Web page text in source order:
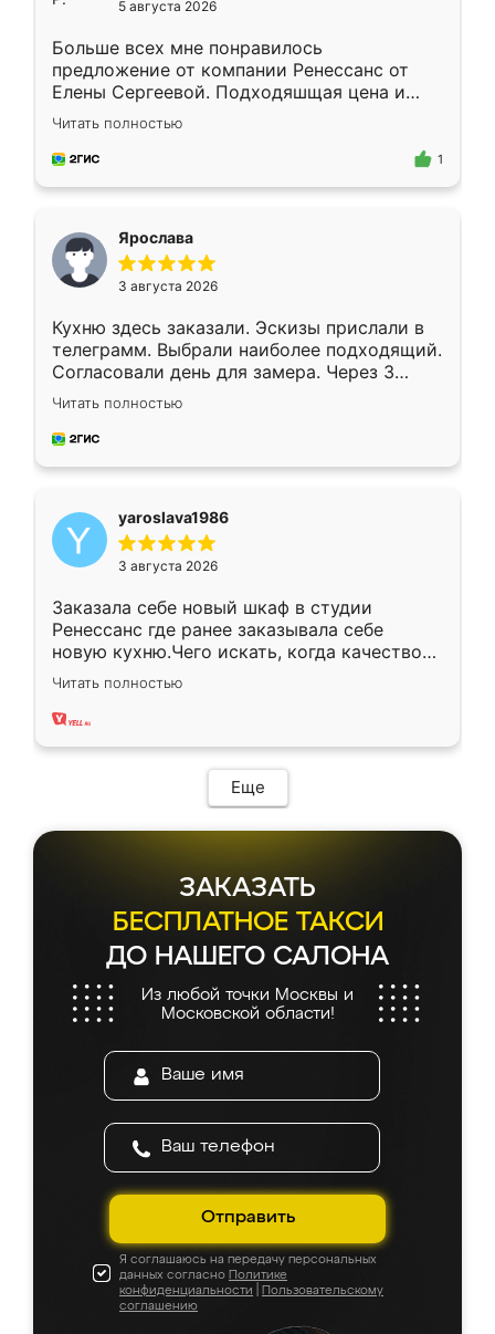
5 августа 2026
Больше всех мне понравилось
предложение от компании Ренессанс от
Елены Сергеевой. Подходяшщая цена и
короткие сроки изготовления. Приехавший
для замера сотрудник Владислав
предложил по моему эскизу самый
Читать полностью
1
Ярослава
3 августа 2026
Кухню здесь заказали. Эскизы прислали в
телеграмм. Выбрали наиболее подходящий.
Согласовали день для замера. Через 3
недели кухня была уже готова. Остались
довольны работой. Спасибо Ренессанс
мебель за качественную работу!
Читать полностью
yaroslava1986
3 августа 2026
Заказала себе новый шкаф в студии
Ренессанс где ранее заказывала себе
новую кухню.Чего искать, когда качеством
вполне довольна. Служит кухня уже почти
два года, нареканий нет.
Читать полностью
Еще
ЗАКАЗАТЬ
БЕСПЛАТНОЕ ТАКСИ
ДО НАШЕГО САЛОНА
Из любой точки Москвы и
Московской области!
Отправить
Я соглашаюсь на передачу персональных
данных согласно Политике
конфиденциальности
Пользовательскому
соглашению